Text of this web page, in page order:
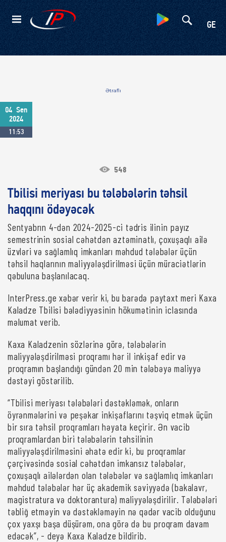
GE
Kateqoriyalar
Ətraflı
04 Sen
2024
11:53
548
Tbilisi meriyası bu tələbələrin təhsil
haqqını ödəyəcək
Sentyabrın 4-dən 2024-2025-ci tədris ilinin payız
semestrinin sosial cəhətdən aztəminatlı, çoxuşaqlı ailə
üzvləri və sağlamlıq imkanları məhdud tələbələr üçün
təhsil haqlarının maliyyələşdirilməsi üçün müraciətlərin
qəbuluna başlanılacaq.
InterPress.ge xəbər verir ki, bu barədə paytaxt meri Kaxa
Kaladze Tbilisi bələdiyyəsinin hökumətinin iclasında
məlumat verib.
Kaxa Kaladzenin sözlərinə görə, tələbələrin
maliyyələşdirilməsi proqramı hər il inkişaf edir və
proqramın başlandığı gündən 20 min tələbəyə maliyyə
dəstəyi göstərilib.
“Tbilisi meriyası tələbələri dəstəkləmək, onların
öyrənmələrini və peşəkar inkişaflarını təşviq etmək üçün
bir sıra təhsil proqramları həyata keçirir. Ən vacib
proqramlardan biri tələbələrin təhsilinin
maliyyələşdirilməsini əhatə edir ki, bu proqramlar
çərçivəsində sosial cəhətdən imkansız tələbələr,
çoxuşaqlı ailələrdən olan tələbələr və sağlamlıq imkanları
məhdud tələbələr hər üç akademik səviyyədə (bakalavr,
magistratura və doktorantura) maliyyələşdirilir. Tələbələri
təbliğ etməyin və dəstəkləməyin nə qədər vacib olduğunu
çox yaxşı başa düşürəm, ona görə də bu proqram davam
edəcək”, - deyə Kaxa Kaladze bildirib.